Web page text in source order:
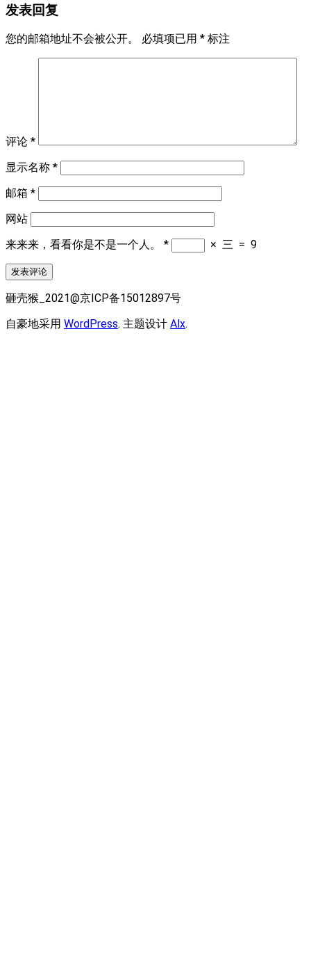
发表回复
您的邮箱地址不会被公开。 必填项已用 * 标注
评论 *
显示名称 *
邮箱 *
网站
来来来，看看你是不是一个人。
* × 三 = 9
砸壳猴_2021@京ICP备15012897号
自豪地采用 WordPress. 主题设计 Alx.